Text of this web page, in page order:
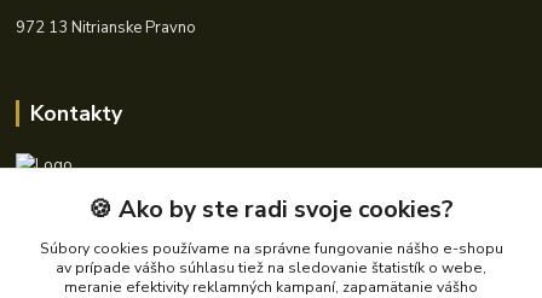
972 13 Nitrianske Pravno
Kontakty
+421 940 621 185
info@autoking.sk
🍪 Ako by ste radi svoje cookies?
Súbory cookies používame na správne fungovanie nášho e-shopu
av prípade vášho súhlasu tiež na sledovanie štatistík o webe,
meranie efektivity reklamných kampaní, zapamätanie vášho